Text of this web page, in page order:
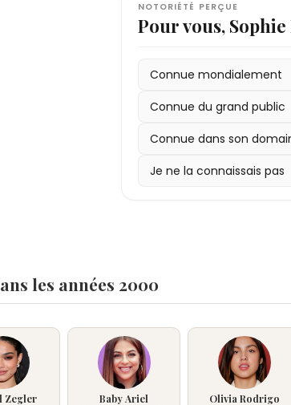
NOTORIÉTÉ PERÇUE
Pour vous,
Connue mondialement
Connue du grand public
Connue dans son
Je ne la connaissais pas
les années 2000
Zegler Baby Ariel Olivia Rodrigo